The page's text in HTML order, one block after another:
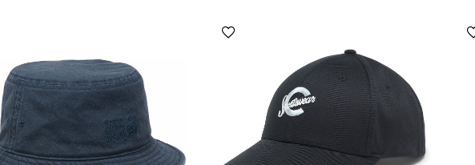
הוספה למועדפים הוספה למועדפים